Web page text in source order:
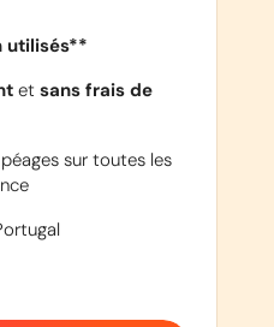
utilisés**
et sans frais de
sur toutes les